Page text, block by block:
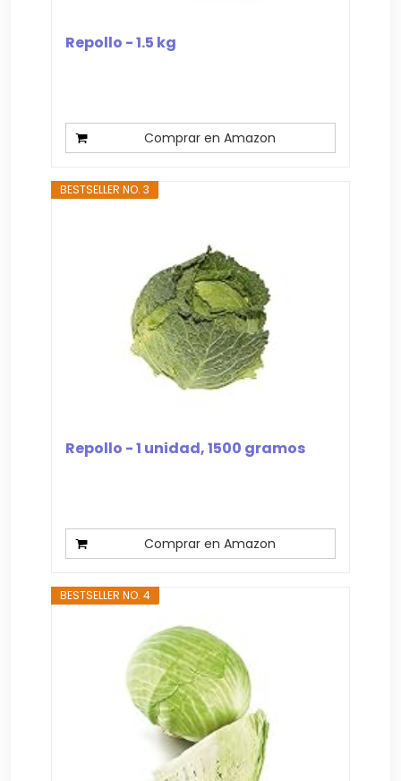
Repollo - 1.5 kg
Comprar en Amazon
BESTSELLER NO. 3
Repollo - 1 unidad, 1500 gramos
Comprar en Amazon
BESTSELLER NO. 4